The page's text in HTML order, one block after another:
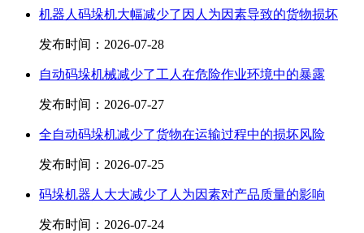
机器人码垛机大幅减少了因人为因素导致的货物损坏
发布时间： 2026-07-28
自动码垛机械减少了工人在危险作业环境中的暴露
发布时间： 2026-07-27
全自动码垛机减少了货物在运输过程中的损坏风险
发布时间： 2026-07-25
码垛机器人大大减少了人为因素对产品质量的影响
发布时间： 2026-07-24